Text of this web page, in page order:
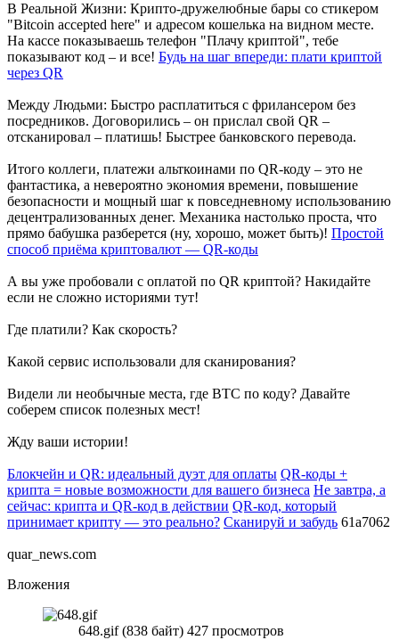
В Реальной Жизни: Крипто-дружелюбные бары со стикером
"Bitcoin accepted here" и адресом кошелька на видном месте.
На кассе показываешь телефон "Плачу криптой", тебе
показывают код – и все! Будь на шаг впереди: плати криптой
через QR
Между Людьми: Быстро расплатиться с фрилансером без
посредников. Договорились – он прислал свой QR –
отсканировал – платишь! Быстрее банковского перевода.
Итого коллеги, платежи альткоинами по QR-коду – это не
фантастика, а невероятно экономия времени, повышение
безопасности и мощный шаг к повседневному использованию
децентрализованных денег. Механика настолько проста, что
прямо бабушка разберется (ну, хорошо, может быть)! Простой
способ приёма криптовалют — QR-коды
А вы уже пробовали с оплатой по QR криптой? Накидайте
если не сложно историями тут!
Где платили? Как скорость?
Какой сервис использовали для сканирования?
Видели ли необычные места, где BTC по коду? Давайте
соберем список полезных мест!
Жду ваши истории!
Блокчейн и QR: идеальный дуэт для оплаты QR-коды +
крипта = новые возможности для вашего бизнеса Не завтра, а
сейчас: крипта и QR-код в действии QR-код, который
принимает крипту — это реально? Сканируй и забудь 61a7062
quar_news.com
Вложения
648.gif (838 байт) 427 просмотров